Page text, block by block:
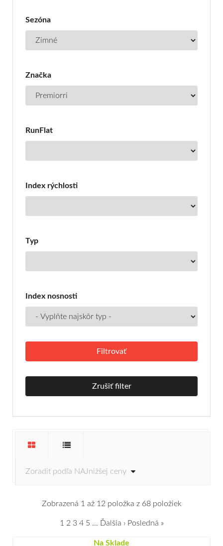
Sezóna
Značka
RunFlat
Index rýchlosti
Typ
Index nosnosti
Zrušiť filter
Zobrazená 1 až 12 položka z 68 položiek
1 2 3 4 5 … Ďalšia › Posledná »
Na Sklade